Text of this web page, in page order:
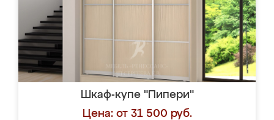
Шкаф-купе "Пипери"
Цена: от 31 500 руб.